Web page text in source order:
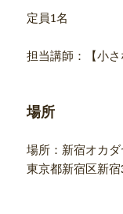
定員1名
担当講師：【小
場所
場所：新宿オカ
東京都新宿区新